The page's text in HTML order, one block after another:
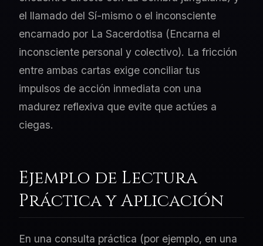
el llamado del Sí-mismo o el inconsciente
encarnado por La Sacerdotisa (Encarna el
inconsciente personal y colectivo). La fricción
entre ambas cartas exige conciliar tus
impulsos de acción inmediata con una
madurez reflexiva que evite que actúes a
ciegas.
Ejemplo de Lectura
Práctica y Aplicación
En una consulta práctica (por ejemplo, en una